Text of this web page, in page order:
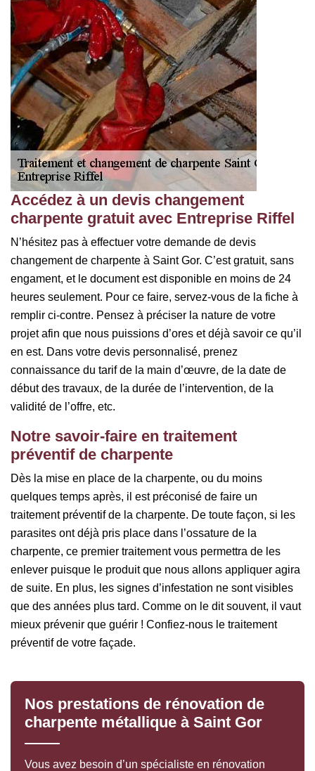
Accédez à un devis changement
charpente gratuit avec Entreprise Riffel
N’hésitez pas à effectuer votre demande de devis
changement de charpente à Saint Gor. C’est gratuit, sans
engament, et le document est disponible en moins de 24
heures seulement. Pour ce faire, servez-vous de la fiche à
remplir ci-contre. Pensez à préciser la nature de votre
projet afin que nous puissions d’ores et déjà savoir ce qu’il
en est. Dans votre devis personnalisé, prenez
connaissance du tarif de la main d’œuvre, de la date de
début des travaux, de la durée de l’intervention, de la
validité de l’offre, etc.
Notre savoir-faire en traitement
préventif de charpente
Dès la mise en place de la charpente, ou du moins
quelques temps après, il est préconisé de faire un
traitement préventif de la charpente. De toute façon, si les
parasites ont déjà pris place dans l’ossature de la
charpente, ce premier traitement vous permettra de les
enlever puisque le produit que nous allons appliquer agira
de suite. En plus, les signes d’infestation ne sont visibles
que des années plus tard. Comme on le dit souvent, il vaut
mieux prévenir que guérir ! Confiez-nous le traitement
préventif de votre façade.
Nos prestations de rénovation de
charpente métallique à Saint Gor
Vous avez besoin d’un spécialiste en rénovation